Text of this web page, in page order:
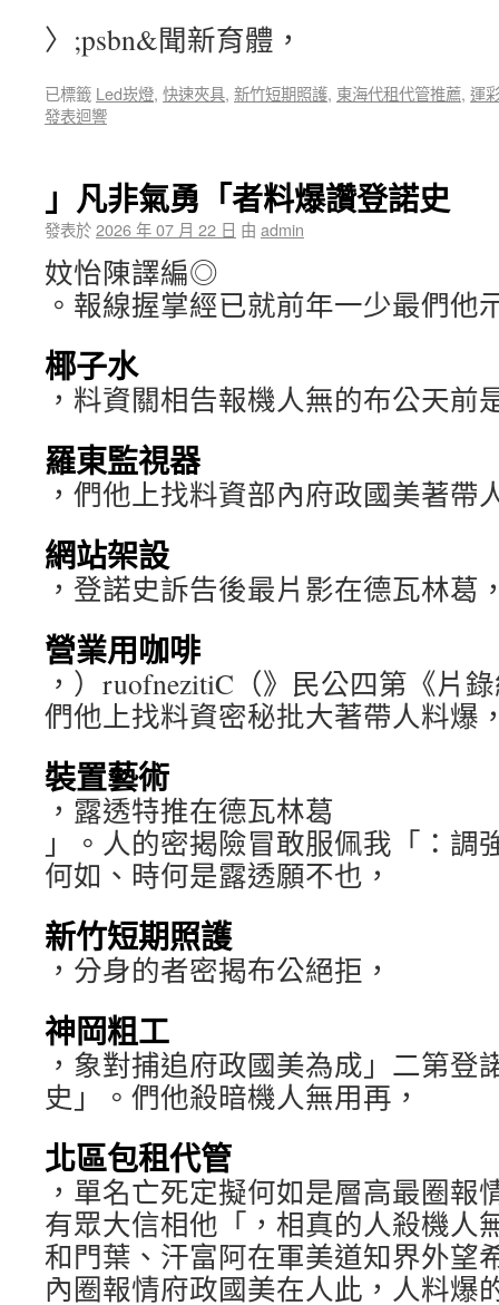
〉;psbn&聞新育體，
已標籤 Led崁燈, 快速夾具, 新竹短期照護, 東海代租代管推薦, 運
發表迴響
」凡非氣勇「者料爆讚登諾史
發表於2026 年 07 月 22 日 由 admin
妏怡陳譯編◎
。報線握掌經已就前年一少最們他
椰子水
，料資關相告報機人無的布公天前
羅東監視器
，們他上找料資部內府政國美著帶
網站架設
，登諾史訴告後最片影在德瓦林葛
營業用咖啡
，）ruofnezitiC（》民公四第《片
們他上找料資密秘批大著帶人料爆
裝置藝術
，露透特推在德瓦林葛
」。人的密揭險冒敢服佩我「：調
何如、時何是露透願不也，
新竹短期照護
，分身的者密揭布公絕拒，
神岡粗工
，象對捕追府政國美為成」二第登
史」。們他殺暗機人無用再，
北區包租代管
，單名亡死定擬何如是層高最圈報
有眾大信相他「，相真的人殺機人
和門葉、汗富阿在軍美道知界外望
內圈報情府政國美在人此，人料爆